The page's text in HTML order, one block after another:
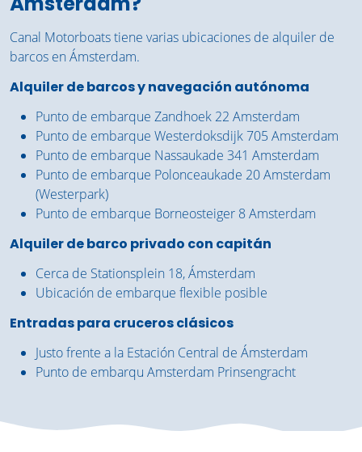
Canal Motorboats tiene varias ubicaciones de alquiler de
barcos en Ámsterdam.
Alquiler de barcos y navegación autónoma
Punto de embarque Zandhoek 22 Amsterdam
Punto de embarque Westerdoksdijk 705 Amsterdam
Punto de embarque Nassaukade 341 Amsterdam
Punto de embarque Polonceaukade 20 Amsterdam
(Westerpark)
Punto de embarque Borneosteiger 8 Amsterdam
Alquiler de barco privado con capitán
Cerca de Stationsplein 18, Ámsterdam
Ubicación de embarque flexible posible
Entradas para cruceros clásicos
Justo frente a la Estación Central de Ámsterdam
Punto de embarqu Amsterdam Prinsengracht